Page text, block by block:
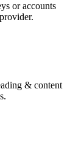
or accounts
& content